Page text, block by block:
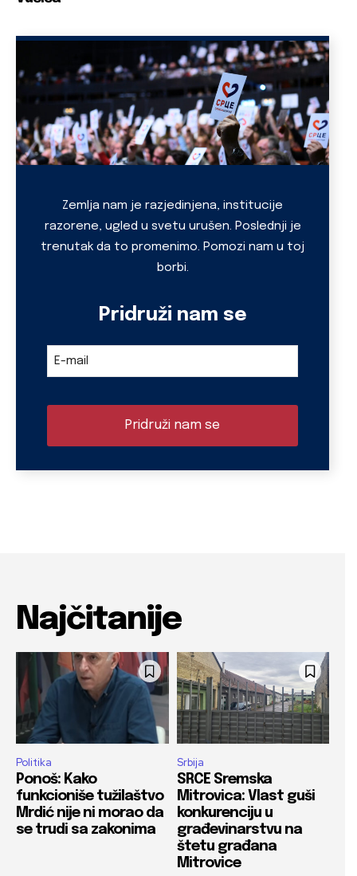
Zemlja nam je razjedinjena, institucije
razorene, ugled u svetu urušen. Poslednji je
trenutak da to promenimo. Pomozi nam u toj
borbi.
Pridruži nam se
E-mail
Pridruži nam se
Najčitanije
Politika
Ponoš: Kako
funkcioniše tužilaštvo
Mrdić nije ni morao da
se trudi sa zakonima
Srbija
SRCE Sremska
Mitrovica: Vlast guši
konkurenciju u
građevinarstvu na
štetu građana
Mitrovice